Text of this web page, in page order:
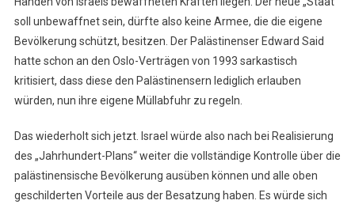
soll unbewaffnet sein, dürfte also keine Armee, die die eigene
Bevölkerung schützt, besitzen. Der Palästinenser Edward Said
hatte schon an den Oslo-Verträgen von 1993 sarkastisch
kritisiert, dass diese den Palästinensern lediglich erlauben
würden, nun ihre eigene Müllabfuhr zu regeln.
Das wiederholt sich jetzt. Israel würde also nach bei Realisierung
des „Jahrhundert-Plans“ weiter die vollständige Kontrolle über die
palästinensische Bevölkerung ausüben können und alle oben
geschilderten Vorteile aus der Besatzung haben. Es würde sich